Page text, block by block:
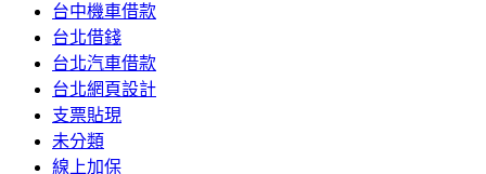
台中機車借款
台北借錢
台北汽車借款
台北網頁設計
支票貼現
未分類
線上加保